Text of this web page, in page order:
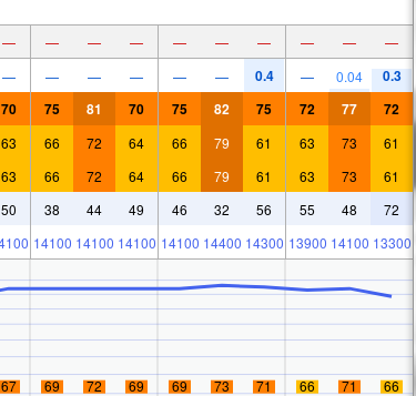
— — — — — — — — — —
— — — — — — 0.4 — 0.04 0.3
70 75 81 70 75 82 75 72 77 72
63 66 72 64 66 79 61 63 73 61
63 66 72 64 66 79 61 63 73 61
50 38 44 49 46 32 56 55 48 72
14100 14100 14100 14100 14400 14300 13900 14100 13300
67 69 72 69 69 73 71 66 71
66